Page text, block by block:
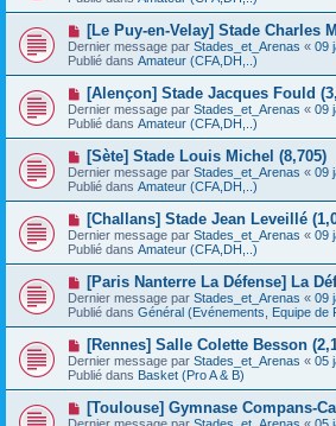
g
e
e
s
a
g
e
v
e
u
m
e
s
a
g
e
N
o
u
v
e
u
m
e
s
a
g
e
[Le Puy-en-Velay] Stade Charles
Dernier message par Stades_et_Arenas « 09
Publié dans Amateur (CFA,DH,..)
N
o
u
v
e
u
m
e
s
a
g
e
[Alençon] Stade Jacques Fould
Dernier message par Stades_et_Arenas « 09
Publié dans Amateur (CFA,DH,..)
N
o
u
v
e
u
m
e
s
a
g
e
[Sète] Stade Louis Michel (8,705)
Dernier message par Stades_et_Arenas « 09
Publié dans Amateur (CFA,DH,..)
N
o
u
v
e
u
m
e
s
a
g
e
[Challans] Stade Jean Leveillé
Dernier message par Stades_et_Arenas « 09
Publié dans Amateur (CFA,DH,..)
N
o
u
v
e
u
m
e
s
[Paris Nanterre La Défense] La
Dernier message par Stades_et_Arenas « 09
Publié dans Général (Evénements, Equipe de
N
o
u
v
e
[Rennes] Salle Colette Besson
Dernier message par Stades_et_Arenas « 05
Publié dans Basket (Pro A & B)
N
o
[Toulouse] Gymnase Compans-
Dernier message par Stades_et_Arenas « 05